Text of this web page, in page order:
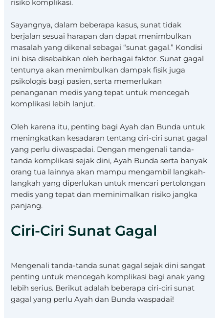
risiko komplikasi.
Sayangnya, dalam beberapa kasus, sunat tidak
berjalan sesuai harapan dan dapat menimbulkan
masalah yang dikenal sebagai “sunat gagal.” Kondisi
ini bisa disebabkan oleh berbagai faktor. Sunat gagal
tentunya akan menimbulkan dampak fisik juga
psikologis bagi pasien, serta memerlukan
penanganan medis yang tepat untuk mencegah
komplikasi lebih lanjut.
Oleh karena itu, penting bagi Ayah dan Bunda untuk
meningkatkan kesadaran tentang ciri-ciri sunat gagal
yang perlu diwaspadai. Dengan mengenali tanda-
tanda komplikasi sejak dini, Ayah Bunda serta banyak
orang tua lainnya akan mampu mengambil langkah-
langkah yang diperlukan untuk mencari pertolongan
medis yang tepat dan meminimalkan risiko jangka
panjang.
Ciri-Ciri Sunat Gagal
Mengenali tanda-tanda sunat gagal sejak dini sangat
penting untuk mencegah komplikasi bagi anak yang
lebih serius. Berikut adalah beberapa ciri-ciri sunat
gagal yang perlu Ayah dan Bunda waspadai!